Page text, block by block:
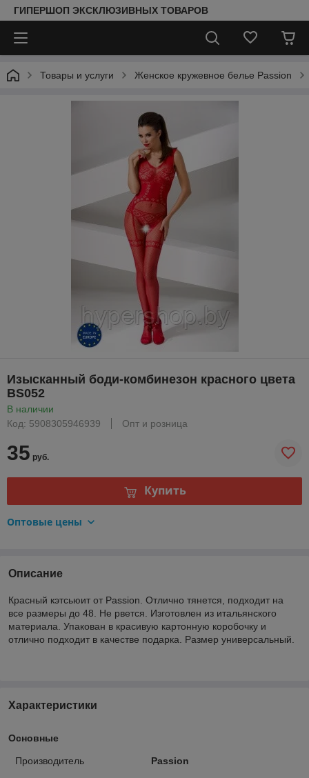
ГИПЕРШОП ЭКСКЛЮЗИВНЫХ ТОВАРОВ
Товары и услуги Женское кружевное белье Passion
Изысканный боди-комбинезон красного цвета
BS052
В наличии
Код: 5908305946939
Опт и розница
35 руб.
Купить
Оптовые цены
Описание
Красный кэтcьюит от Passion. Отлично тянется, подходит на
все размеры до 48. Не рвется. Изготовлен из итальянского
материала. Упакован в красивую картонную коробочку и
отлично подходит в качестве подарка. Размер универсальный.
Характеристики
Основные
Производитель
Passion